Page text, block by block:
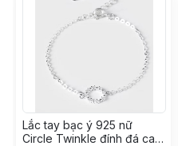
￼Lắc tay bạc ý 925 nữ
Circle Twinkle đính đá cao